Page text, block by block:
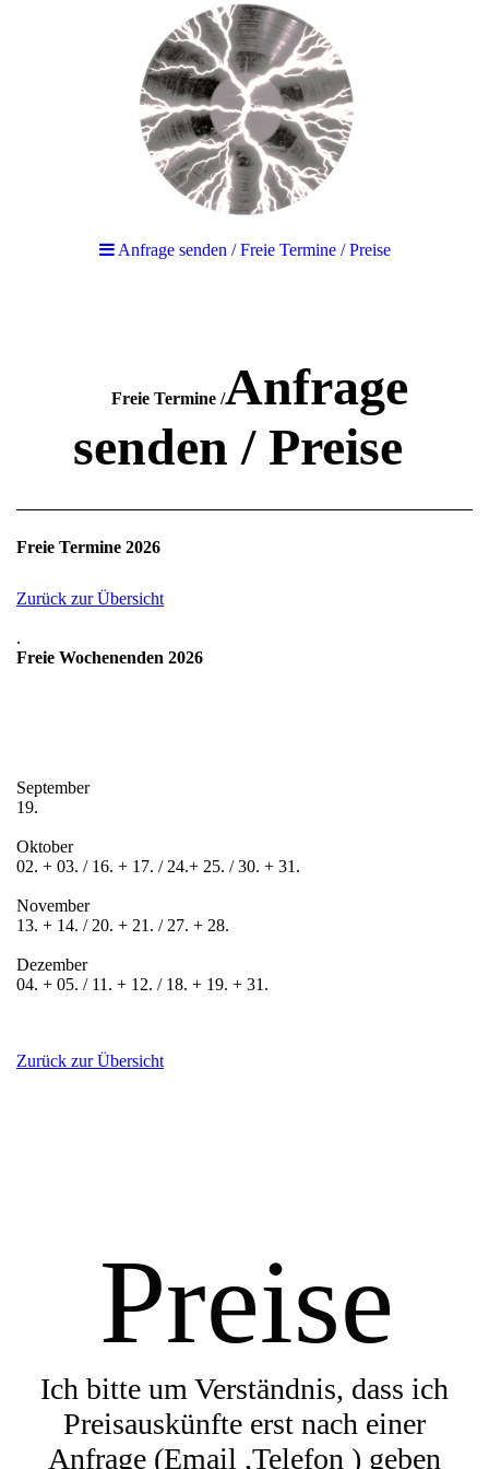
Anfrage senden / Freie Termine / Preise
Freie Termine /Anfrage
senden / Preise
Freie Termine 2026
Zurück zur Übersicht
.
Freie Wochenenden 2026
September
19.
Oktober
02. + 03. / 16. + 17. / 24.+ 25. / 30. + 31.
November
13. + 14. / 20. + 21. / 27. + 28.
Dezember
04. + 05. / 11. + 12. / 18. + 19. + 31.
Zurück zur Übersicht
Preise
Ich bitte um Verständnis, dass ich
Preisauskünfte erst nach einer
Anfrage (Email ,Telefon ) geben